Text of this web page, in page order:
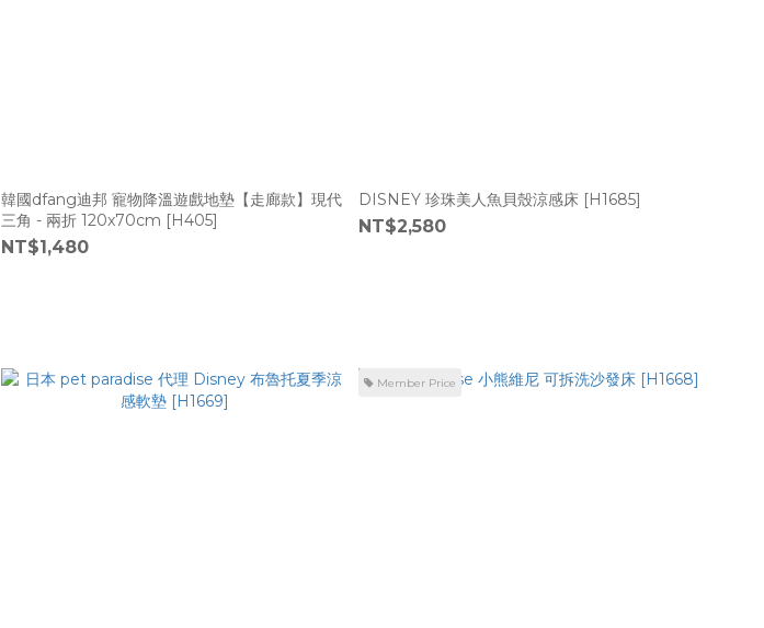
韓國dfang迪邦 寵物降溫遊戲地墊【走廊款】現代
三角 - 兩折 120x70cm [H405]
NT$1,480
DISNEY 珍珠美人魚貝殼涼感床 [H1685]
NT$2,580
Member Price